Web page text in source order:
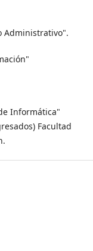
Administrativo".
Informática"
Facultad